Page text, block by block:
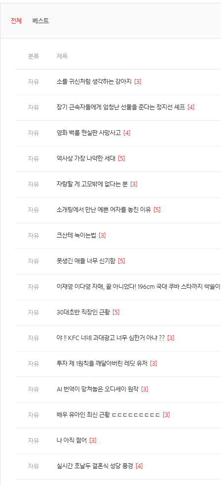
전체 베스트
분류 제목
자유 소를 귀신처럼 생각하는 강아지 [3]
자유 장기 근속자들에게 엄청난 선물을 준다는 정지선 셰프 [4]
자유 영화 백룸 현실판 사망사고 [4]
자유 역사상 가장 나약한 세대 [5]
자유 자랑할 게 고모밖에 없다는 분 [3]
자유 소개팅에서 만난 예쁜 여자를 놓친 이유 [5]
자유 크산테 녹이는법 [3]
자유 못생긴 애들 너무 신기함 [5]
자유
자유 30대초반 직장인 근황 [5]
자유 야 !! KFC 너네 과대광고 너무 심한거 아냐 ?? [3]
자유 투자 제 1원칙을 깨달아버린 레딧 유저 [3]
자유 AI 번역이 망쳐놓은 오디세이 원작 [3]
자유 배우 유아인 최신 근황 ㄷㄷㄷㄷㄷㄷㄷㄷㄷ [3]
자유 나 아직 젊어 [3]
자유 실시간 호날두 결혼식 성당 풍경 [4]